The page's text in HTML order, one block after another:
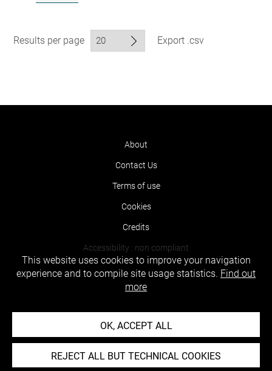
Results per page Export .csv
About
Contact Us
Terms of use
Cookies
Credits
Accessibility : non compliant
This website uses cookies to improve your navigation
experience and to compile site usage statistics. Find out
more
OK, ACCEPT ALL
REJECT ALL BUT TECHNICAL COOKIES